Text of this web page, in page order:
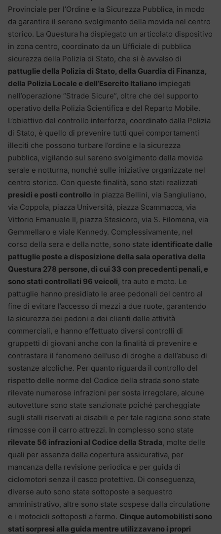
Provinciale per l’Ordine e la Sicurezza Pubblica, in modo
da garantire il sereno svolgimento della movida nel centro
storico. La Questura ha dispiegato un articolato dispositivo
in zona centro, coordinato da un Ufficiale di pubblica
sicurezza della Polizia di Stato, che si è avvalso di
pattuglie della Polizia di Stato, della Guardia di Finanza,
della Polizia Locale e dell’Esercito Italiano impiegati
nell’operazione “Strade Sicure”, oltre che del supporto
operativo della Polizia Scientifica e del Reparto Mobile.
L’obiettivo del controllo interforze, coordinato dalla Polizia
di Stato, è quello di prevenire tutti quei comportamenti
illeciti che possono turbare l’ordine e la sicurezza
pubblica, vigilando sul sereno svolgimento della movida
serale e notturna, nonché sulle iniziative organizzate nel
centro storico. Con queste finalità, sono stati realizzati
presidi e posti controllo in piazza Bellini, via Sangiuliano,
via Coppola, piazza Università, piazza Scammacca, via
Vittorio Emanuele II, piazza Stesicoro, via S. Filomena, via
Gemmellaro e viale Kennedy. Complessivamente, nel
corso della sera e della notte, sono state identificate dalle
pattuglie poste a disposizione della sala operativa della
Questura 278 persone, di cui 33 con precedenti penali, e
sono stati controllati 96 veicoli, tra auto e moto. Le
pattuglie hanno presidiato le aree pedonali del centro al
fine di evitare l’accesso di mezzi a due ruote, garantendo
la sicurezza dei pedoni e dei clienti delle attività
commerciali, e hanno effettuato diversi controlli di
gruppetti di giovani anche con la finalità di prevenire e
contrastare il fenomeno dell’uso di droghe e dell’abuso di
sostanze alcoliche. Per quanto riguarda il controllo del
rispetto delle norme del Codice della strada sono state
rilevate numerose infrazioni per sosta irregolare, alcune
autovetture sono state sanzionate poiché parcheggiate
sugli stalli riservati ai disabili e per tale ragione sono state
rimosse con il carro attrezzi. In complesso sono state
rilevate 56 infrazioni al Codice della Strada, molte delle
quali per assenza della copertura assicurativa, per
mancanza della revisione periodica e per guida di
ciclomotori senza il casco protettivo. Di conseguenza,
diverse auto sono state sottoposte a sequestro
amministrativo, altre sono state sospese dalla circulatione
e i motocicli sottoposti a fermo. Cinque automobilisti sono
stati sorpresi alla guida mentre utilizzavano i propri